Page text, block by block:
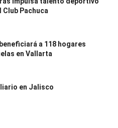
Pachuca
a 118 hogares
en Vallarta
en Jalisco